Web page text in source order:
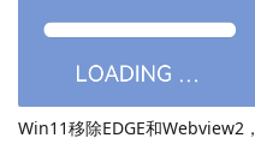
Win11移除EDGE和Webview2，